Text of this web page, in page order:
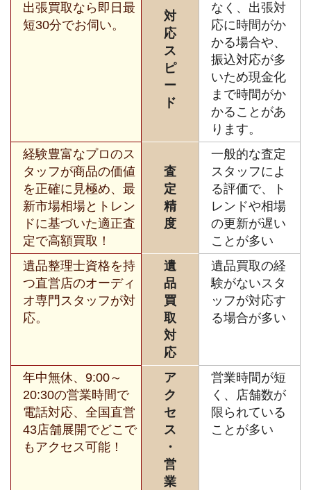
出張買取なら即日最
短30分でお伺い。
対
応
ス
ピ
ー
ド
なく、出張対
応に時間がか
かる場合や、
振込対応が多
いため現金化
まで時間がか
かることがあ
ります。
経験豊富なプロのス
タッフが商品の価値
を正確に見極め、最
新市場相場とトレン
ドに基づいた適正査
定で高額買取！
査
定
精
度
一般的な査定
スタッフによ
る評価で、ト
レンドや相場
の更新が遅い
ことが多い
遺品整理士資格を持
つ直営店のオーディ
オ専門スタッフが対
応。
遺
品
買
取
対
応
遺品買取の経
験がないスタ
ッフが対応す
る場合が多い
年中無休、9:00～
20:30の営業時間で
電話対応、全国直営
43店舗展開でどこで
もアクセス可能！
ア
ク
セ
ス
・
営
業
営業時間が短
く、店舗数が
限られている
ことが多い